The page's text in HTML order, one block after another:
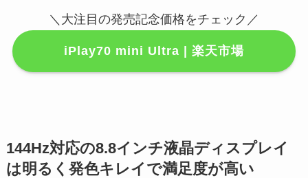
＼大注目の発売記念価格をチェック／
iPlay70 mini Ultra | 楽天市場
144Hz対応の8.8インチ液晶ディスプレイ
は明るく発色キレイで満足度が高い